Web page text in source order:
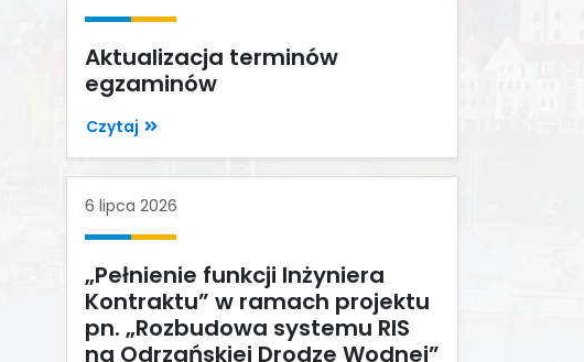
Aktualizacja terminów
egzaminów
Czytaj
6 lipca 2026
„Pełnienie funkcji Inżyniera
Kontraktu” w ramach projektu
pn. „Rozbudowa systemu RIS
na Odrzańskiej Drodze Wodnej”